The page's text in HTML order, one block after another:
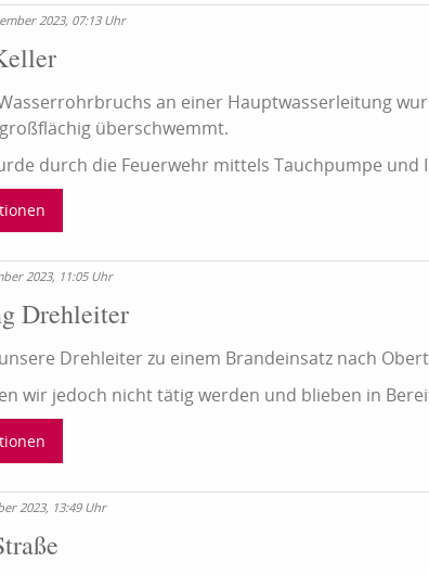
2023, 07:13 Uhr
an einer Hauptwasserleitung
überschwemmt.
durch die Feuerwehr mittels Tauchpumpe und
2023, 11:05 Uhr
Drehleiter
Drehleiter zu einem Brandeinsatz nach
wir jedoch nicht tätig werden und blieben in
2023, 13:49 Uhr